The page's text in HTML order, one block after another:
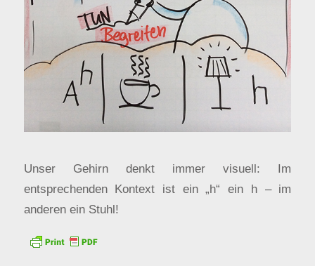
Unser Gehirn denkt immer visuell: Im
entsprechenden Kontext ist ein „h“ ein h – im
anderen ein Stuhl!